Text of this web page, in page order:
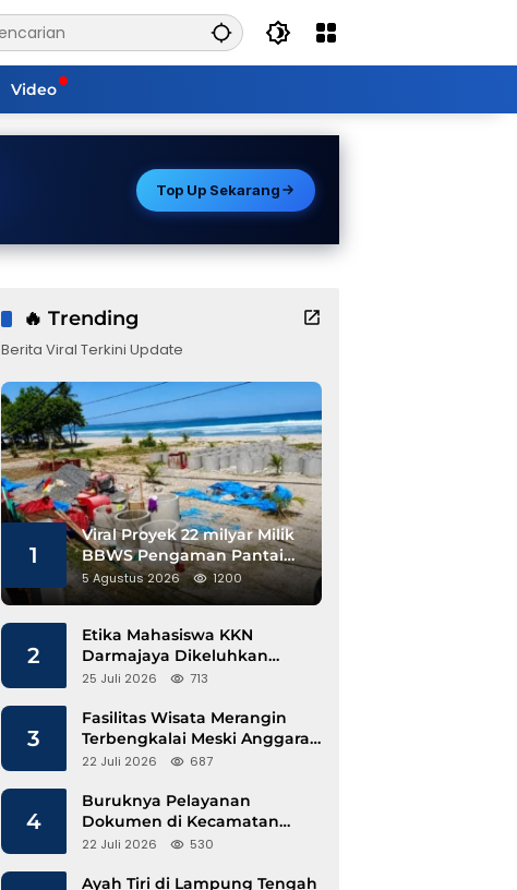
Video
Top Up Sekarang
🔥 Trending
Berita Viral Terkini Update
1
Viral Proyek 22 milyar Milik
BBWS Pengaman Pantai
Pesisir Barat Diduga
Gunakan Besi Banci
5 Agustus 2026 1200
2
Etika Mahasiswa KKN
Darmajaya Dikeluhkan
Kepala Pekon Sinar Jawa
25 Juli 2026 713
3
Fasilitas Wisata Merangin
Terbengkalai Meski Anggaran
Perawatan Terus Mengalir
22 Juli 2026 687
4
Buruknya Pelayanan
Dokumen di Kecamatan
Pangkalan Susu, Kinerja
22 Juli 2026 530
Ayah Tiri di Lampung Tengah